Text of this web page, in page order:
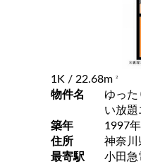
1K / 22.68m 2
物件名
ゆった
い放題
築年
1997
住所
神奈川
最寄駅
小田急